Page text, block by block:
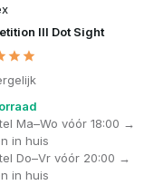
en zichtlijn. De
en snel je je
vraagt een
dit minder
een rechtere
snellere
of
III Dot Sight
Ma–Wo vóór 18:00 →
in huis
Do–Vr vóór 20:00 →
in huis